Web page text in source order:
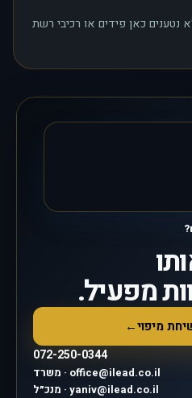
נטענים כאן פידים או רכיבי רשת
מפעיל.
מיפוי←
072-250-0344
משרד · office@ilead.co.il
מנכ״ל · yaniv@ilead.co.il